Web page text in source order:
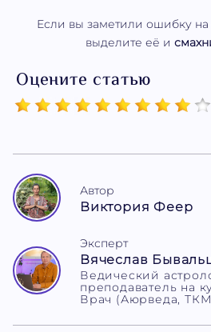
Если вы заметили ошибку на
выделите её и
Оцените статью
Автор
Виктория Феер
Эксперт
Вячеслав
Ведический
преподаватель на
Врач (Аюрведа,